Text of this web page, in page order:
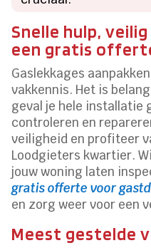
Snelle hulp,
een gratis
Gaslekkages
vakkennis. Het is
geval je hele installatie
controleren en
veiligheid en profiteer
Loodgieters kwartier.
jouw woning laten
gratis offerte voor
en zorg weer voor een
Meest gestelde